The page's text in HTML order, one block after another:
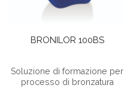
BRONILOR 100BS
Soluzione di formazione per
processo di bronzatura